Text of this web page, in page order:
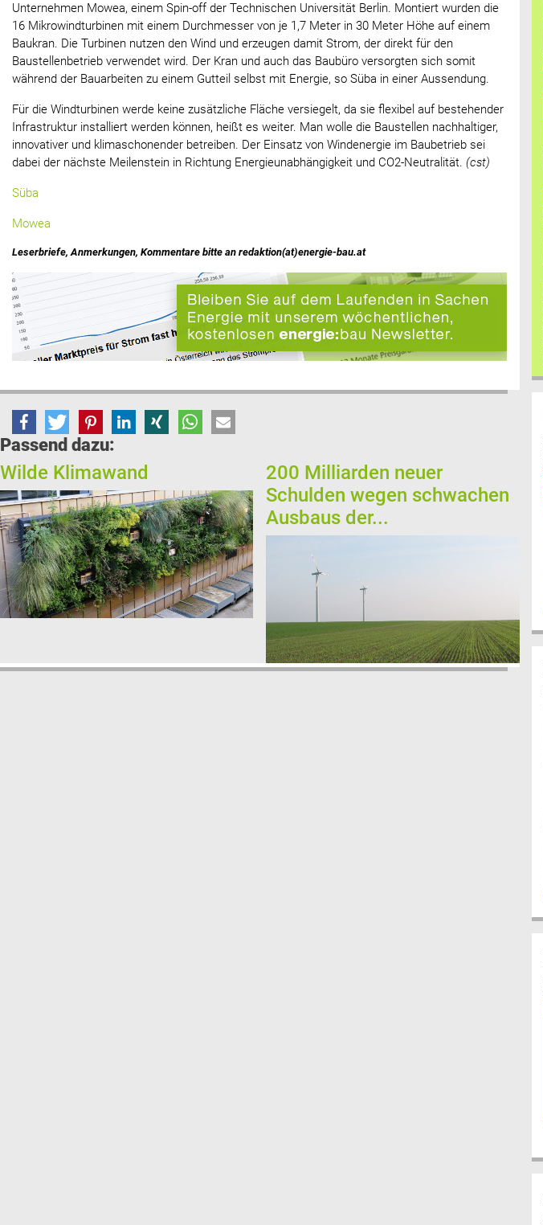
Unternehmen Mowea, einem Spin-off der Technischen Universität Berlin. Montiert wurden die
16 Mikrowindturbinen mit einem Durchmesser von je 1,7 Meter in 30 Meter Höhe auf einem
Baukran. Die Turbinen nutzen den Wind und erzeugen damit Strom, der direkt für den
Baustellenbetrieb verwendet wird. Der Kran und auch das Baubüro versorgten sich somit
während der Bauarbeiten zu einem Gutteil selbst mit Energie, so Süba in einer Aussendung.
Für die Windturbinen werde keine zusätzliche Fläche versiegelt, da sie flexibel auf bestehender
Infrastruktur installiert werden können, heißt es weiter. Man wolle die Baustellen nachhaltiger,
innovativer und klimaschonender betreiben. Der Einsatz von Windenergie im Baubetrieb sei
dabei der nächste Meilenstein in Richtung Energieunabhängigkeit und CO2-Neutralität. (cst)
Süba
Mowea
Leserbriefe, Anmerkungen, Kommentare bitte an redaktion(at)energie-bau.at
Passend dazu:
Wilde Klimawand
200 Milliarden neuer
Schulden wegen schwachen
Ausbaus der...